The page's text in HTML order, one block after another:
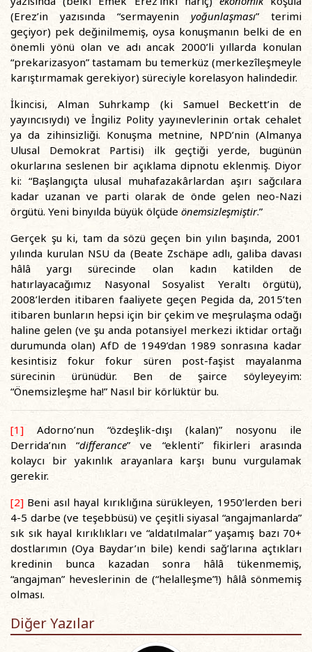
(Erez’in yazısında “sermayenin yoğunlaşması” terimi
geçiyor) pek değinilmemiş, oysa konuşmanın belki de en
önemli yönü olan ve adı ancak 2000’li yıllarda konulan
“prekarizasyon” tastamam bu temerküz (merkezîleşmeyle
karıştırmamak gerekiyor) süreciyle korelasyon halindedir.
İkincisi, Alman Suhrkamp (ki Samuel Beckett’in de
yayıncısıydı) ve İngiliz Polity yayınevlerinin ortak cehalet
ya da zihinsizliği. Konuşma metnine, NPD’nin (Almanya
Ulusal Demokrat Partisi) ilk geçtiği yerde, bugünün
okurlarına seslenen bir açıklama dipnotu eklenmiş. Diyor
ki: “Başlangıçta ulusal muhafazakârlardan aşırı sağcılara
kadar uzanan ve parti olarak de önde gelen neo-Nazi
örgütü. Yeni binyılda büyük ölçüde önemsizleşmiştir.”
Gerçek şu ki, tam da sözü geçen bin yılın başında, 2001
yılında kurulan NSU da (Beate Zschäpe adlı, galiba davası
hâlâ yargı sürecinde olan kadın katilden de
hatırlayacağımız Nasyonal Sosyalist Yeraltı örgütü),
2008’lerden itibaren faaliyete geçen Pegida da, 2015’ten
itibaren bunların hepsi için bir çekim ve meşrulaşma odağı
haline gelen (ve şu anda potansiyel merkezi iktidar ortağı
durumunda olan) AfD de 1949’dan 1989 sonrasına kadar
kesintisiz fokur fokur süren post-faşist mayalanma
sürecinin ürünüdür. Ben de şairce söyleyeyim:
“Önemsizleşme ha!” Nasıl bir körlüktür bu.
[1] Adorno’nun “özdeşlik-dışı (kalan)” nosyonu ile
Derrida’nın “differance” ve “eklenti” fikirleri arasında
kolaycı bir yakınlık arayanlara karşı bunu vurgulamak
gerekir.
[2] Beni asıl hayal kırıklığına sürükleyen, 1950’lerden beri
4-5 darbe (ve teşebbüsü) ve çeşitli siyasal “angajmanlarda”
sık sık hayal kırıklıkları ve “aldatılmalar” yaşamış bazı 70+
dostlarımın (Oya Baydar’ın bile) kendi sağ’larına açtıkları
kredinin bunca kazadan sonra hâlâ tükenmemiş,
“angajman” heveslerinin de (“helalleşme”!) hâlâ sönmemiş
olması.
Diğer Yazılar